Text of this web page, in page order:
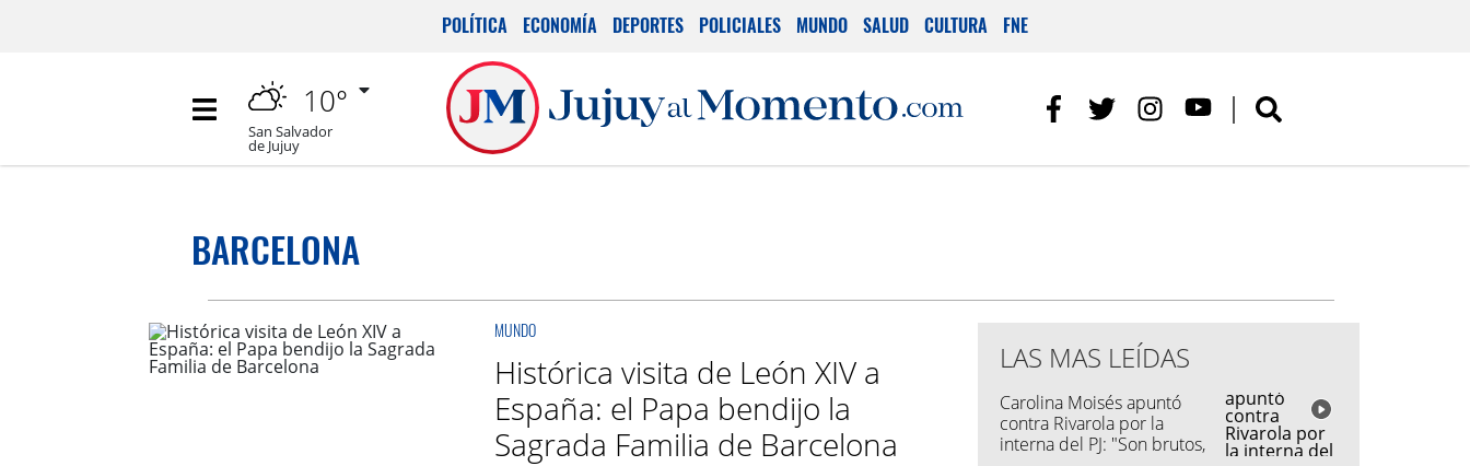
POLÍTICA ECONOMÍA DEPORTES POLICIALES MUNDO SALUD CULTURA FNE
10°
San Salvador
de Jujuy
BARCELONA
MUNDO
Histórica visita de León XIV a
España: el Papa bendijo la
Sagrada Familia de Barcelona
LAS MAS LEÍDAS
Carolina Moisés apuntó
contra Rivarola por la
interna del PJ: "Son brutos,